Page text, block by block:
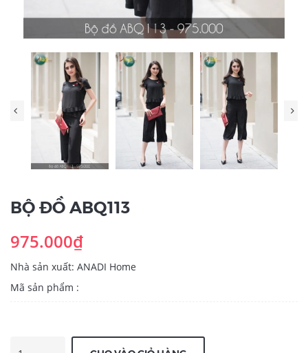
BỘ ĐỒ ABQ113
975.000₫
Nhà sản xuất: ANADI Home
Mã sản phẩm :